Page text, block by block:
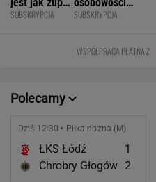
Nażresz się,
SUBSKRYPCJA
narcystycznej:
albo do niczego
SUBSKRYPCJA
WSPÓŁPRACA PŁATNA Z
Polecamy
Dziś 12:30 • Piłka nożna (M)
ŁKS Łódź
1
Chrobry Głogów 2